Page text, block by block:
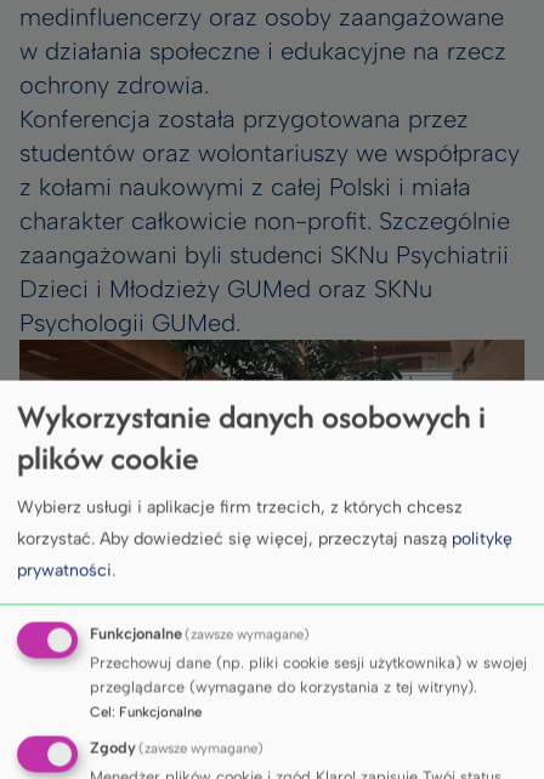
medinfluencerzy oraz osoby zaangażowane
w działania społeczne i edukacyjne na rzecz
ochrony zdrowia.
Konferencja została przygotowana przez
studentów oraz wolontariuszy we współpracy
z kołami naukowymi z całej Polski i miała
charakter całkowicie non-profit. Szczególnie
zaangażowani byli studenci SKNu Psychiatrii
Dzieci i Młodzieży GUMed oraz SKNu
Psychologii GUMed.
Organizatorzy podkreślają, że wydarzenie
było nie tylko okazją do zdobycia wiedzy, ale
Wykorzystanie danych osobowych i
plików cookie
Wybierz usługi i aplikacje firm trzecich, z których chcesz
korzystać. Aby dowiedzieć się więcej, przeczytaj naszą politykę
prywatności.
Funkcjonalne(zawsze wymagane)
Przechowuj dane (np. pliki cookie sesji użytkownika) w swojej
przeglądarce (wymagane do korzystania z tej witryny).
Cel: Funkcjonalne
Zgody(zawsze wymagane)